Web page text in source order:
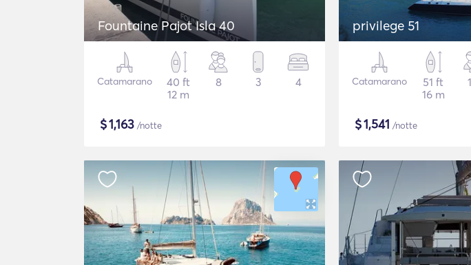
Fountaine Pajot Isla 40
Catamarano
40 ft
12 m
8 3 4
$1,163 /notte
privilege 51
Catamarano
51 ft
16 m
$1,541 /notte